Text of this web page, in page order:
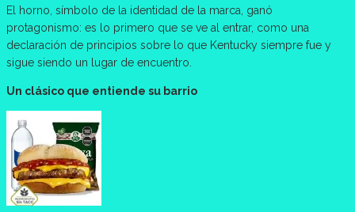
El horno, símbolo de la identidad de la marca, ganó
protagonismo: es lo primero que se ve al entrar, como una
declaración de principios sobre lo que Kentucky siempre fue y
sigue siendo un lugar de encuentro.
Un clásico que entiende su barrio